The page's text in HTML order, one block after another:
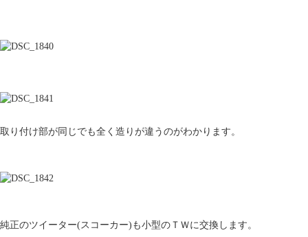
取り付け部が同じでも全く造りが違うのがわかります。
純正のツイーター(スコーカー)も小型のＴＷに交換します。